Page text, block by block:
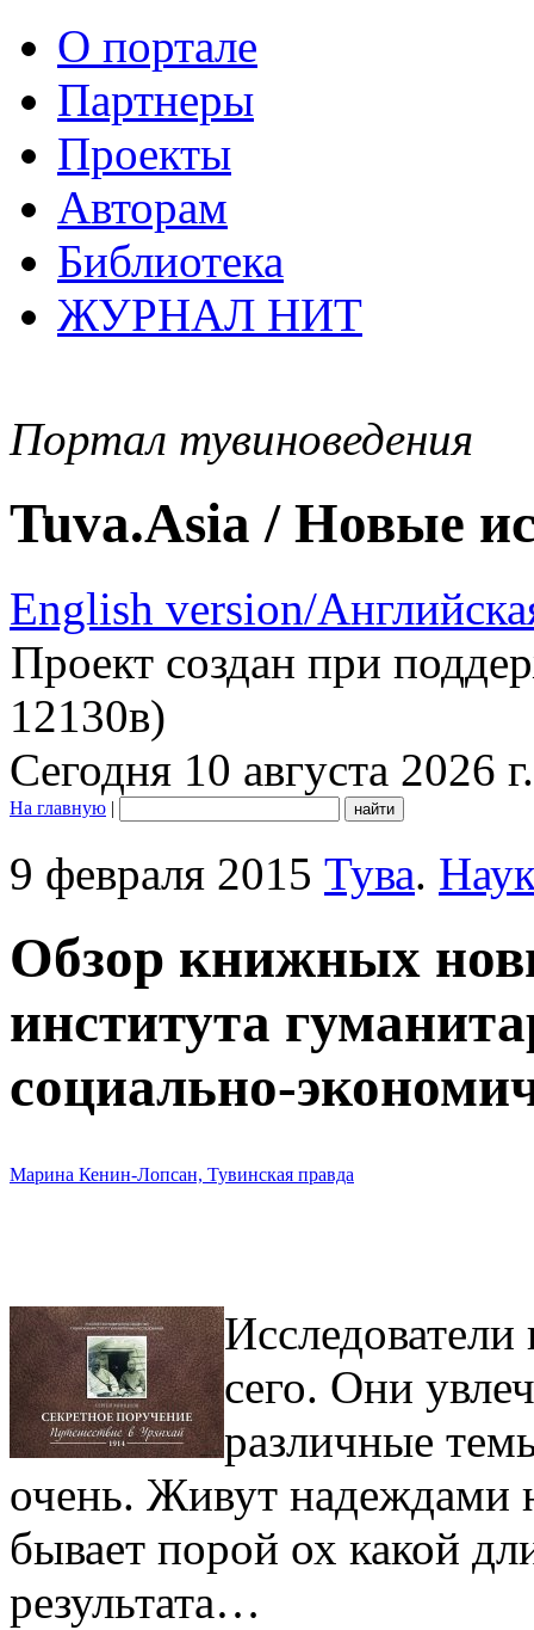
О портале
Партнеры
Проекты
Авторам
Библиотека
ЖУРНАЛ НИТ
Портал тувиноведения
Tuva.Asia / Новые
English version/
Проект создан при
12130в)
Сегодня 10 августа 2026 г.
На главную |
9 февраля 2015 Тува.
Обзор книжных
института
социально-
Марина Кенин-Лопсан, Тувинская правда
сего. Они
различные
очень. Живут надеждами
бывает порой ох какой
результата…